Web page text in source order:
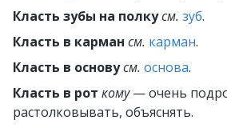
Класть зубы на полкусм. зуб.
Класть в карман см. карман.
Класть в основусм. основа.
Класть в рот кому— очень
растолковывать, объяснять.